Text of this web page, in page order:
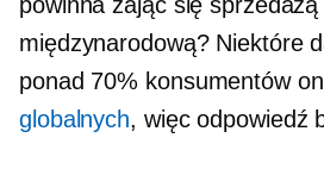
międzynarodową? Niektóre
ponad 70% konsumentów
globalnych, więc odpowiedź